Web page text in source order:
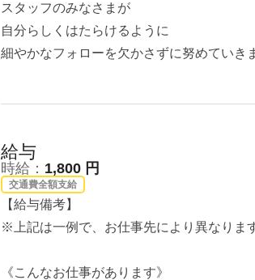
スタッフのみなさまが
自分らしくはたらけるように
細やかなフォローを欠かさずに努めていき
給与
時給： 1,800 円
交通費全額支給
【給与備考】
※上記は一例で、お仕事先により異なりま
《こんなお仕事があります》